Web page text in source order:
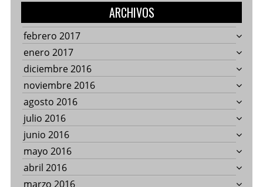
ARCHIVOS
febrero 2017
enero 2017
diciembre 2016
noviembre 2016
agosto 2016
julio 2016
junio 2016
mayo 2016
abril 2016
marzo 2016